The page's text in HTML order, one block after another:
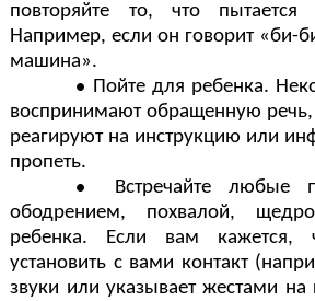
повторяйте то, что пытается
Например, если он говорит «би-
машина».
Пойте для ребенка.
воспринимают обращенную
реагируют на инструкцию или
пропеть.
Встречайте любые
ободрением, похвалой, щедро
ребенка. Если вам кажется,
установить с вами контакт
звуки или указывает жестами на